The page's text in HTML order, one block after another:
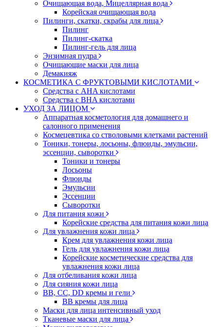
Очищающая вода, Мицеллярная вода
Корейская очищающая вода
Пилинги, скатки, скрабы для лица
Пилинг
Пилинг-скатка
Пилинг-гель для лица
Энзимная пудра
Очищающие маски для лица
Демакияж
КОСМЕТИКА С ФРУКТОВЫМИ КИСЛОТАМИ
Средства с AHA кислотами
Средства с BHA кислотами
УХОД ЗА ЛИЦОМ
Аппаратная косметология для домашнего и
салонного применения
Космецевтика со стволовыми клетками растений
Тоники, тонеры, лосьоны, флюиды, эмульсии,
эссенции, сыворотки
Тоники и тонеры
Лосьоны
Флюиды
Эмульсии
Эссенции
Сыворотки
Для питания кожи
Корейские средства для питания кожи лица
Для увлажнения кожи лица
Крем для увлажнения кожи лица
Гель для увлажнения кожи лица
Корейские косметические средства для
увлажнения кожи лица
Для отбеливания кожи лица
Для сияния кожи лица
BB, CC, DD кремы и гели
BB кремы для лица
Маски для лица интенсивный уход
Тканевые маски для лица